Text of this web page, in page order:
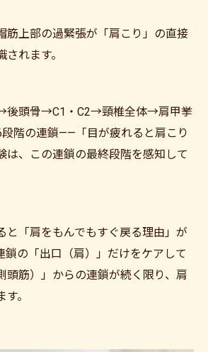
筋上部の過緊張が「肩こり」の直接
れます。
後頭骨→C1・C2→頸椎全体→肩甲挙
階の連鎖——「目が疲れると肩こり
は、この連鎖の最終段階を感知して
と「肩をもんでもすぐ戻る理由」が
鎖の「出口（肩）」だけをケアして
頭筋）」からの連鎖が続く限り、肩
。